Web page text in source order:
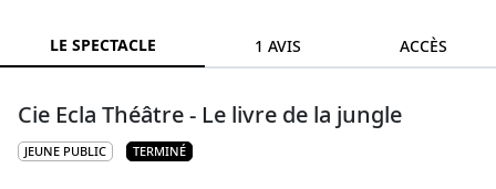
LE SPECTACLE 1 AVIS ACCÈS
Cie Ecla Théâtre - Le livre de la jungle
JEUNE PUBLIC TERMINÉ